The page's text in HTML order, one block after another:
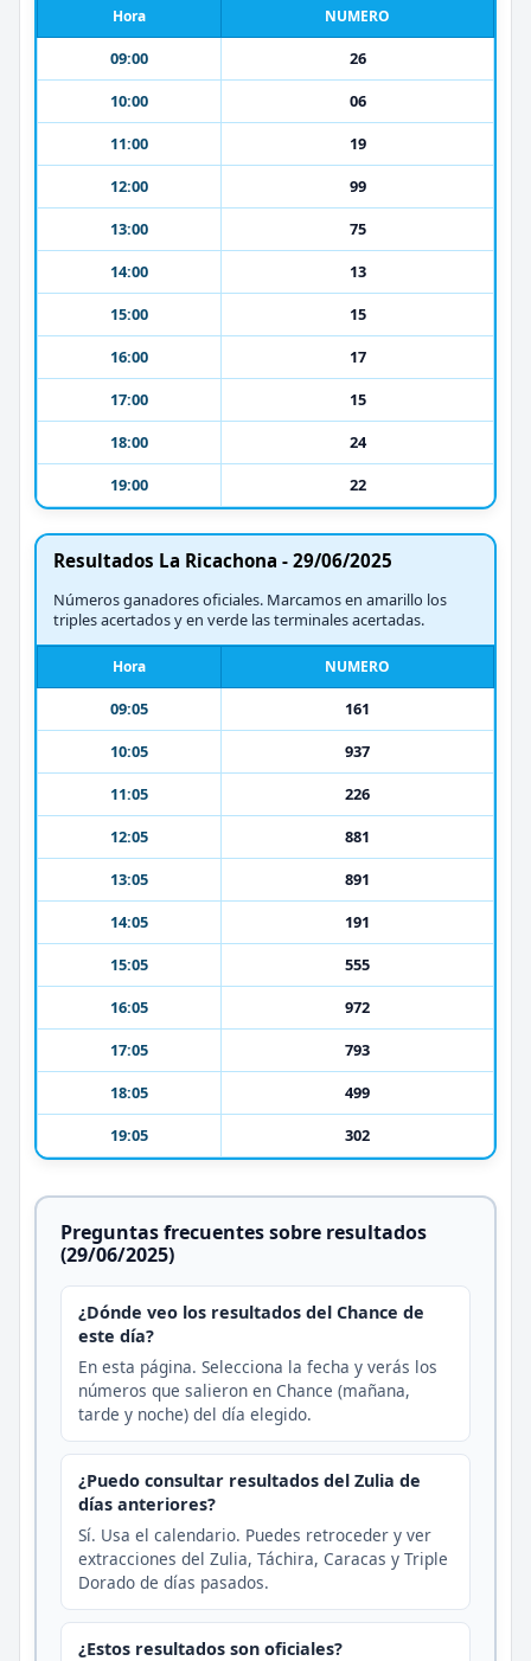
Hora NUMERO
09:00
26
10:00
06
11:00
19
12:00
99
13:00
75
14:00
13
15:00
15
16:00
17
17:00
15
18:00
24
19:00
22
Resultados La Ricachona - 29/06/2025
Números ganadores oficiales. Marcamos en amarillo los
triples acertados y en verde las terminales acertadas.
Hora NUMERO
09:05
161
10:05
937
11:05
226
12:05
881
13:05
891
14:05
191
15:05
555
16:05
972
17:05
793
18:05
499
19:05
302
Preguntas frecuentes sobre resultados
(29/06/2025)
¿Dónde veo los resultados del Chance de
este día?
En esta página. Selecciona la fecha y verás los
números que salieron en Chance (mañana,
tarde y noche) del día elegido.
¿Puedo consultar resultados del Zulia de
días anteriores?
Sí. Usa el calendario. Puedes retroceder y ver
extracciones del Zulia, Táchira, Caracas y Triple
Dorado de días pasados.
¿Estos resultados son oficiales?